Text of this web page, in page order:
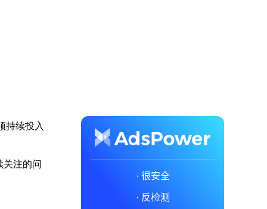
持续投入
关注的问
· 很安全
· 反检测